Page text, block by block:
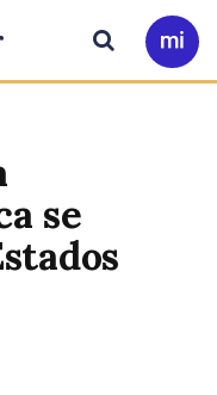
Ir
a
Buscar
se